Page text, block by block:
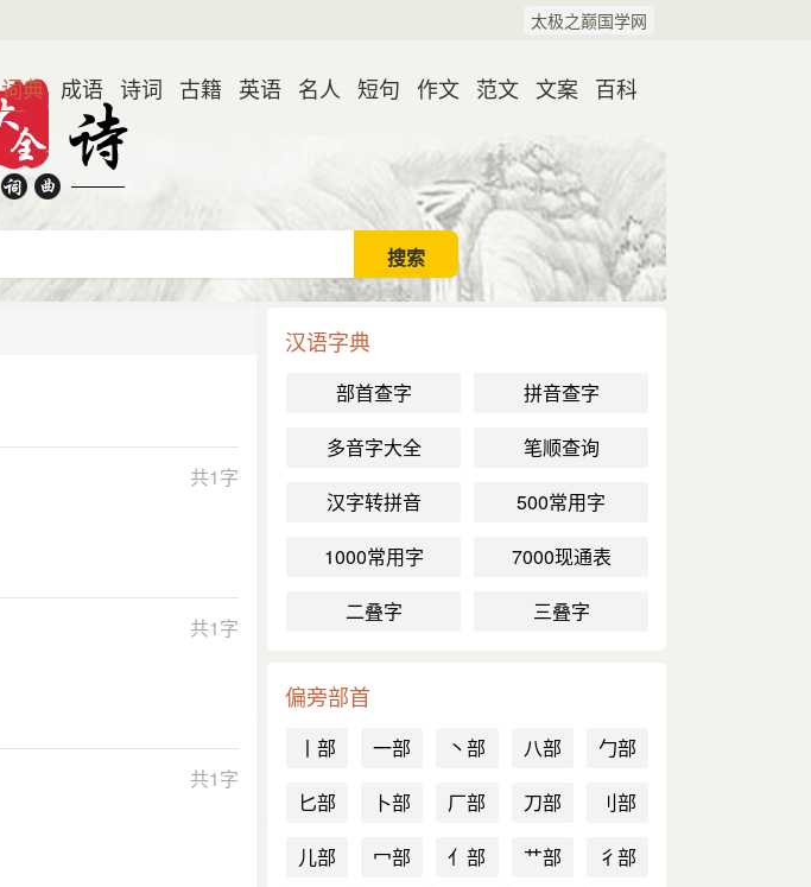
太极之巅国学网
词典 成语 诗词 古籍 英语 名人 短句 作文 范文 文案 百科
共1字
共1字
共1字
汉语字典
部首查字
拼音查字
多音字大全
笔顺查询
汉字转拼音
500常用字
1000常用字
7000现通表
二叠字
三叠字
偏旁部首
丨部 一部 丶部 八部
勹部
匕部
卜部 厂部 刀部
刂部
儿部
冖部 亻部 艹部
彳部